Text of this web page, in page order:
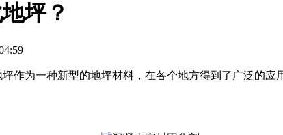
坪？
作为一种新型的地坪材料，在各个地方得到了广泛的